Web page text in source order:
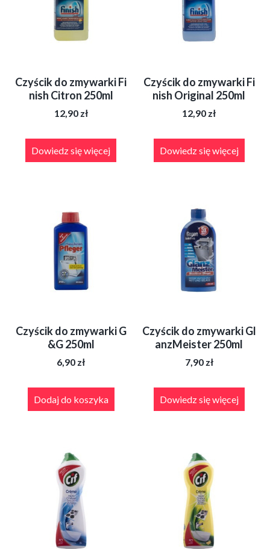
Czyścik do zmywarki Fi
nish Citron 250ml
12,90 zł
Dowiedz się więcej
Czyścik do zmywarki Fi
nish Original 250ml
12,90 zł
Dowiedz się więcej
Czyścik do zmywarki G
&G 250ml
6,90 zł
Dodaj do koszyka
Czyścik do zmywarki Gl
anzMeister 250ml
7,90 zł
Dowiedz się więcej